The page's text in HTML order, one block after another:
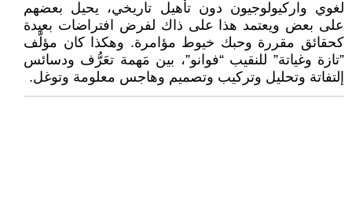
لغوي واركيولوجيون دون تأهيل تاريخي، يحيل بعضهم
على بعض ويعتمد هذا على ذاك لفرض افتراضات بعيدة
كحقائق مقررة وحبك خيوط مؤامرة. وهكذا كان مؤلَّف
”تازة وغياتة” للنقيب “فوانو”، بين مَهمة تعَرُّف ودسائس
إلتفاتة وتحليل وتركيب وتصميم وهاجس معلومة وتوغل.